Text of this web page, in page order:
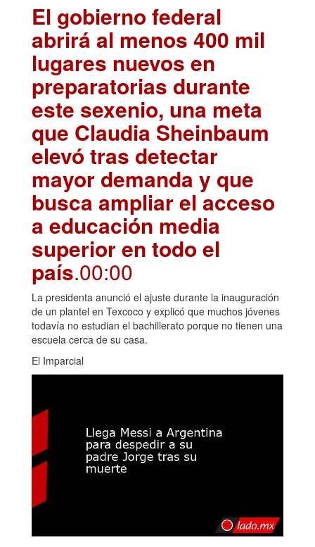
El gobierno federal
abrirá al menos 400 mil
lugares nuevos en
preparatorias durante
este sexenio, una meta
que Claudia Sheinbaum
elevó tras detectar
mayor demanda y que
busca ampliar el acceso
a educación media
superior en todo el
país.00:00
La presidenta anunció el ajuste durante la inauguración
de un plantel en Texcoco y explicó que muchos jóvenes
todavía no estudian el bachillerato porque no tienen una
escuela cerca de su casa.
El Imparcial